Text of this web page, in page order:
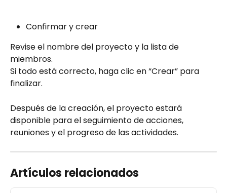
Confirmar y crear
Revise el nombre del proyecto y la lista de
miembros.
Si todo está correcto, haga clic en “Crear” para
finalizar.
Después de la creación, el proyecto estará
disponible para el seguimiento de acciones,
reuniones y el progreso de las actividades.
Artículos relacionados